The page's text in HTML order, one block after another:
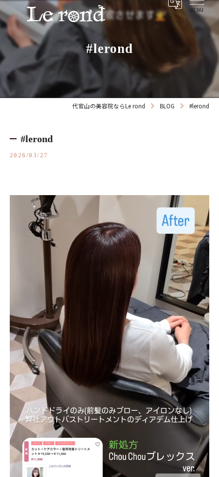
#lerond
代官山の美容院ならLe rond BLOG #lerond
#lerond
2026/03/27